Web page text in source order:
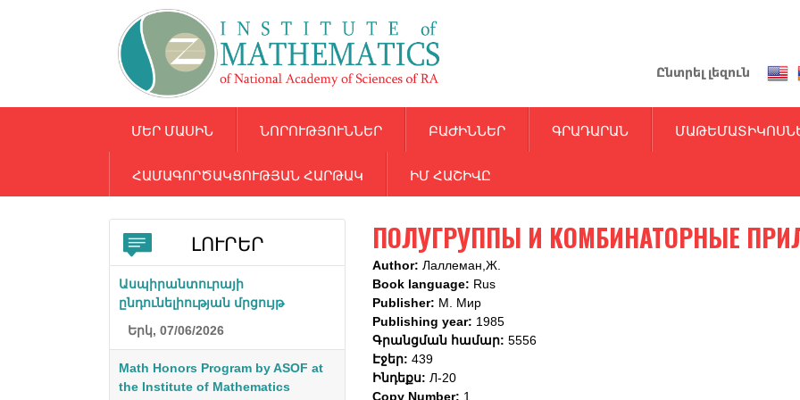
Ընտրել լեզուն
ՄԵՐ ՄԱՍԻՆ ՆՈՐՈՒԹՅՈՒՆՆԵՐ ԲԱԺԻՆՆԵՐ ԳՐԱԴԱՐԱՆ
ՀԱՄԱԳՈՐԾԱԿՑՈՒԹՅԱՆ ՀԱՐԹԱԿ ԻՄ ՀԱՇԻՎԸ
ПОЛУГРУППЫ И КОМБИНАТОРНЫЕ
Author: Лаллеман,Ж.
Book language: Rus
Publisher: М. Мир
Publishing year: 1985
Գրանցման համար: 5556
Էջեր: 439
Ինդեքս: Л-20
Copy Number: 1
ԼՈՒՐԵՐ
Ասպիրանտուրայի
ընդունելիության մրցույթ
Երկ, 07/06/2026
Math Honors Program by ASOF at
the Institute of Mathematics